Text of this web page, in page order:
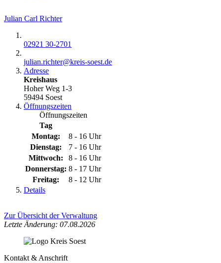
Julian Carl Richter
02921 30-2701
julian.richter@​kreis-soest.de
Adresse
Kreishaus
Hoher Weg 1-3
59494 Soest
Öffnungszeiten
Öffnungszeiten
Tag
Montag:
8 - 16 Uhr
Dienstag:
7 - 16 Uhr
Mittwoch:
8 - 16 Uhr
Donnerstag: 8 - 17 Uhr
Freitag:
8 - 12 Uhr
Details
Zur Übersicht der Verwaltung
Letzte Änderung: 07.08.2026
Kontakt & Anschrift